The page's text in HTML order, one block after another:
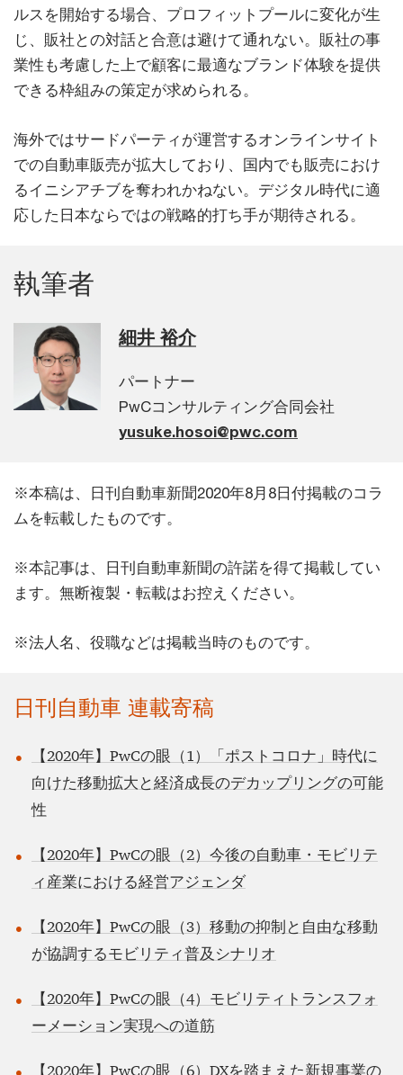
ルスを開始する場合、プロフィットプールに変化が生
じ、販社との対話と合意は避けて通れない。販社の事
業性も考慮した上で顧客に最適なブランド体験を提供
できる枠組みの策定が求められる。
海外ではサードパーティが運営するオンラインサイト
での自動車販売が拡大しており、国内でも販売におけ
るイニシアチブを奪われかねない。デジタル時代に適
応した日本ならではの戦略的打ち手が期待される。
執筆者
細井 裕介
パートナー
PwCコンサルティング合同会社
yusuke.hosoi@pwc.com
※本稿は、日刊自動車新聞2020年8月8日付掲載のコラ
ムを転載したものです。
※本記事は、日刊自動車新聞の許諾を得て掲載してい
ます。無断複製・転載はお控えください。
※法人名、役職などは掲載当時のものです。
日刊自動車 連載寄稿
【2020年】PwCの眼（1）「ポストコロナ」時代に
向けた移動拡大と経済成長のデカップリングの可能
性
【2020年】PwCの眼（2）今後の自動車・モビリテ
ィ産業における経営アジェンダ
【2020年】PwCの眼（3）移動の抑制と自由な移動
が協調するモビリティ普及シナリオ
【2020年】PwCの眼（4）モビリティトランスフォ
ーメーション実現への道筋
【2020年】PwCの眼（6）DXを踏まえた新規事業の